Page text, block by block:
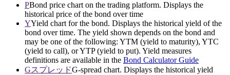
PBond price chart on the trading platform. Displays the
historical price of the bond over time
YYield chart for the bond. Displays the historical yield of the
bond over time. The yield shown depends on the bond and
may be one of the following: YTM (yield to maturity), YTC
(yield to call), or YTP (yield to put). Yield measures
definitions are available in the Bond Calculator Guide
GスプレッドG-spread chart. Displays the historical yield